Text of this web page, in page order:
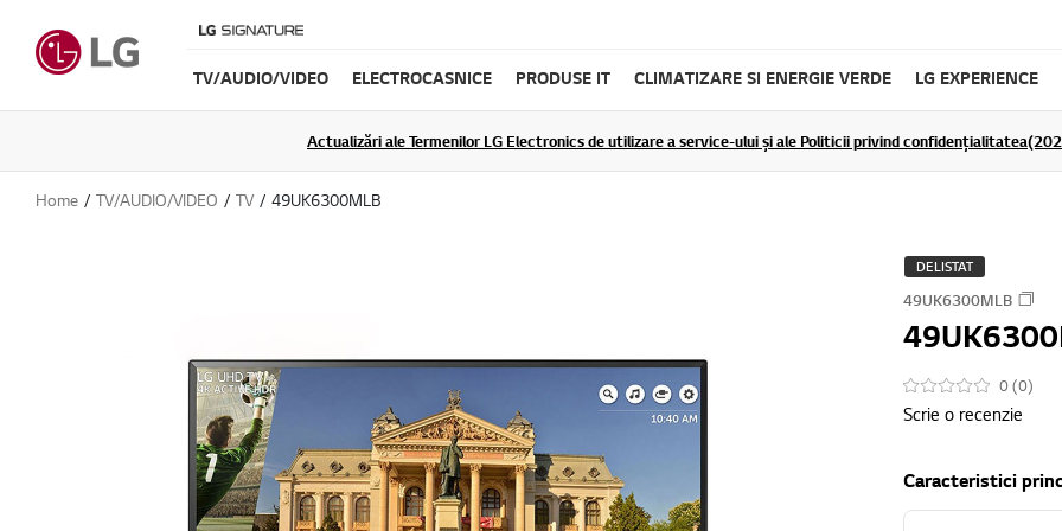
TV/AUDIO/VIDEO ELECTROCASNICE PRODUSE IT CLIMATIZARE SI ENERGIE VERDE LG EXPERIENCE
Actualizări ale Termenilor LG Electronics de utilizare a service-ului și ale Politicii privind
Home TV/AUDIO/VIDEO TV 49UK6300MLB
DELISTAT
49UK6300MLB
0 (0)
Scrie o recenzie
Caracteristici